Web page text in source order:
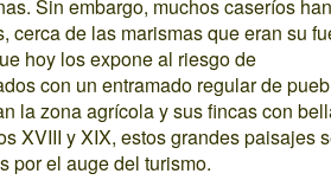
Sin embargo, muchos caseríos han
cerca de las marismas que eran su
hoy los expone al riesgo de
con un entramado regular de
la zona agrícola y sus fincas con
XVIII y XIX, estos grandes paisajes
por el auge del turismo.